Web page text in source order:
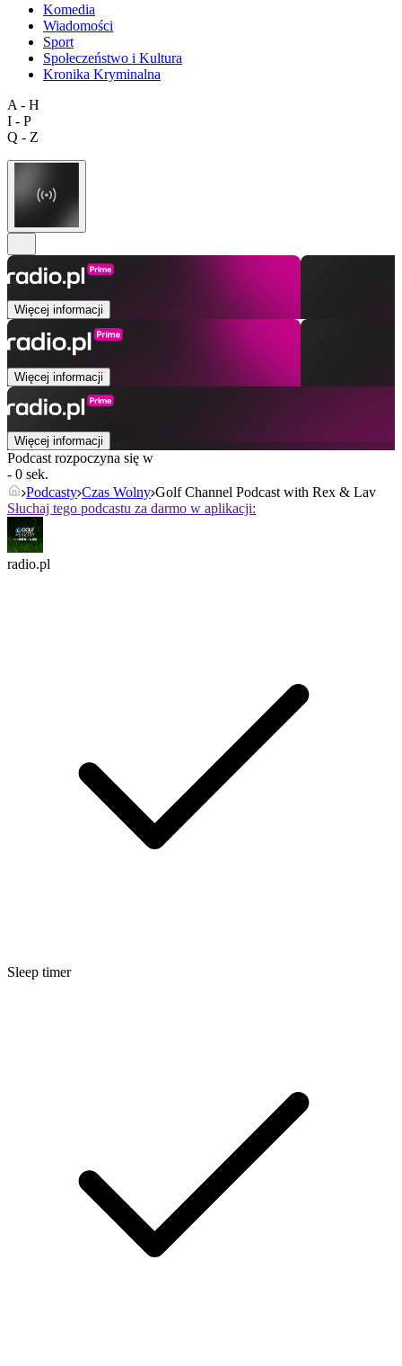
Komedia
Wiadomości
Sport
Społeczeństwo i Kultura
Kronika Kryminalna
A - H
I - P
Q - Z
Więcej informacji
Więcej informacji
Więcej informacji
Podcast rozpoczyna się w
- 0 sek.
Podcasty Czas Wolny Golf Channel Podcast with Rex & Lav
Słuchaj tego podcastu za darmo w aplikacji:
radio.pl
Sleep timer